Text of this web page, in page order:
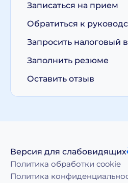
Записаться на прием
Обратиться к
Запросить налоговый
Заполнить резюме
Оставить отзыв
Версия для слабовидящих
Политика обработки cookie
Политика